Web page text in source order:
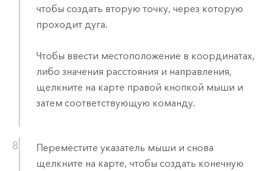
чтобы создать вторую точку, через которую
проходит дуга.
Чтобы ввести местоположение в координатах,
либо значения расстояния и направления,
щелкните на карте правой кнопкой мыши и
затем соответствующую команду.
Переместите указатель мыши и снова
щелкните на карте, чтобы создать конечную